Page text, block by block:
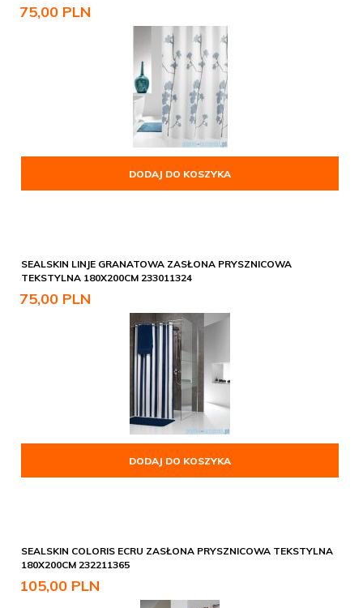
75,00 PLN
DODAJ DO KOSZYKA
SEALSKIN LINJE GRANATOWA ZASŁONA PRYSZNICOWA
TEKSTYLNA 180X200CM 233011324
75,00 PLN
DODAJ DO KOSZYKA
SEALSKIN COLORIS ECRU ZASŁONA PRYSZNICOWA TEKSTYLNA
180X200CM 232211365
105,00 PLN